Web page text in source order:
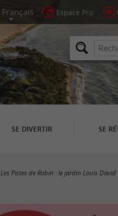
Espace Pro
SE DIVERTIR SE
Les Pistes de Robin : le jardin Louis